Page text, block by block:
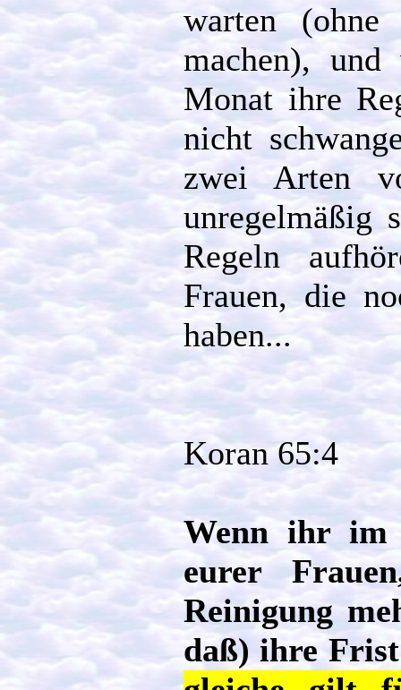
warten
machen),
Monat ihre
nicht
zwei Arten
unregelmäßig
Regeln
Frauen, die
haben...
Koran 65:4
Wenn ihr im
eurer
Reinigung
daß) ihre